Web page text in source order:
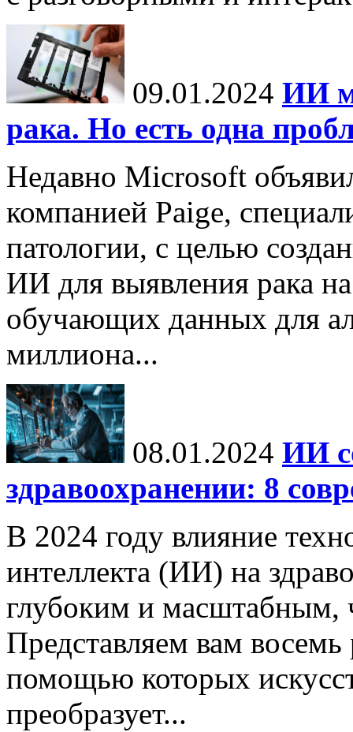
09.01.2024 ИИ
рака. Но есть одна
Недавно Microsoft
компанией Paige,
патологии, с целью
ИИ для выявления рака
обучающих данных для
миллиона...
08.01.2024 ИИ
здравоохранении: 8
В 2024 году влияние
интеллекта (ИИ) на
глубоким и масштабным,
Представляем вам
помощью которых
преобразует...